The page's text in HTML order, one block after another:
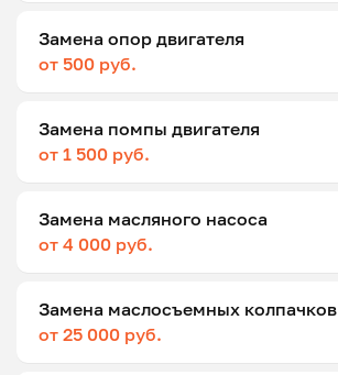
Замена опор двигателя
от 500 руб.
Замена помпы двигателя
от 1 500 руб.
Замена масляного насоса
от 4 000 руб.
Замена маслосъемных колпачков
от 25 000 руб.